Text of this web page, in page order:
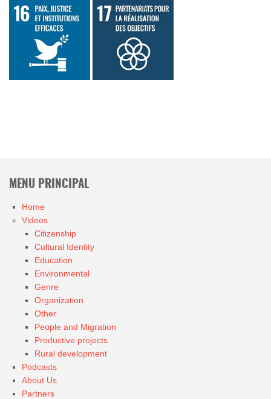
MENU PRINCIPAL
Home
Videos
Citizenship
Cultural Identity
Education
Environmental
Genre
Organization
Other
People and Migration
Productive projects
Rural development
Podcasts
About Us
Partners